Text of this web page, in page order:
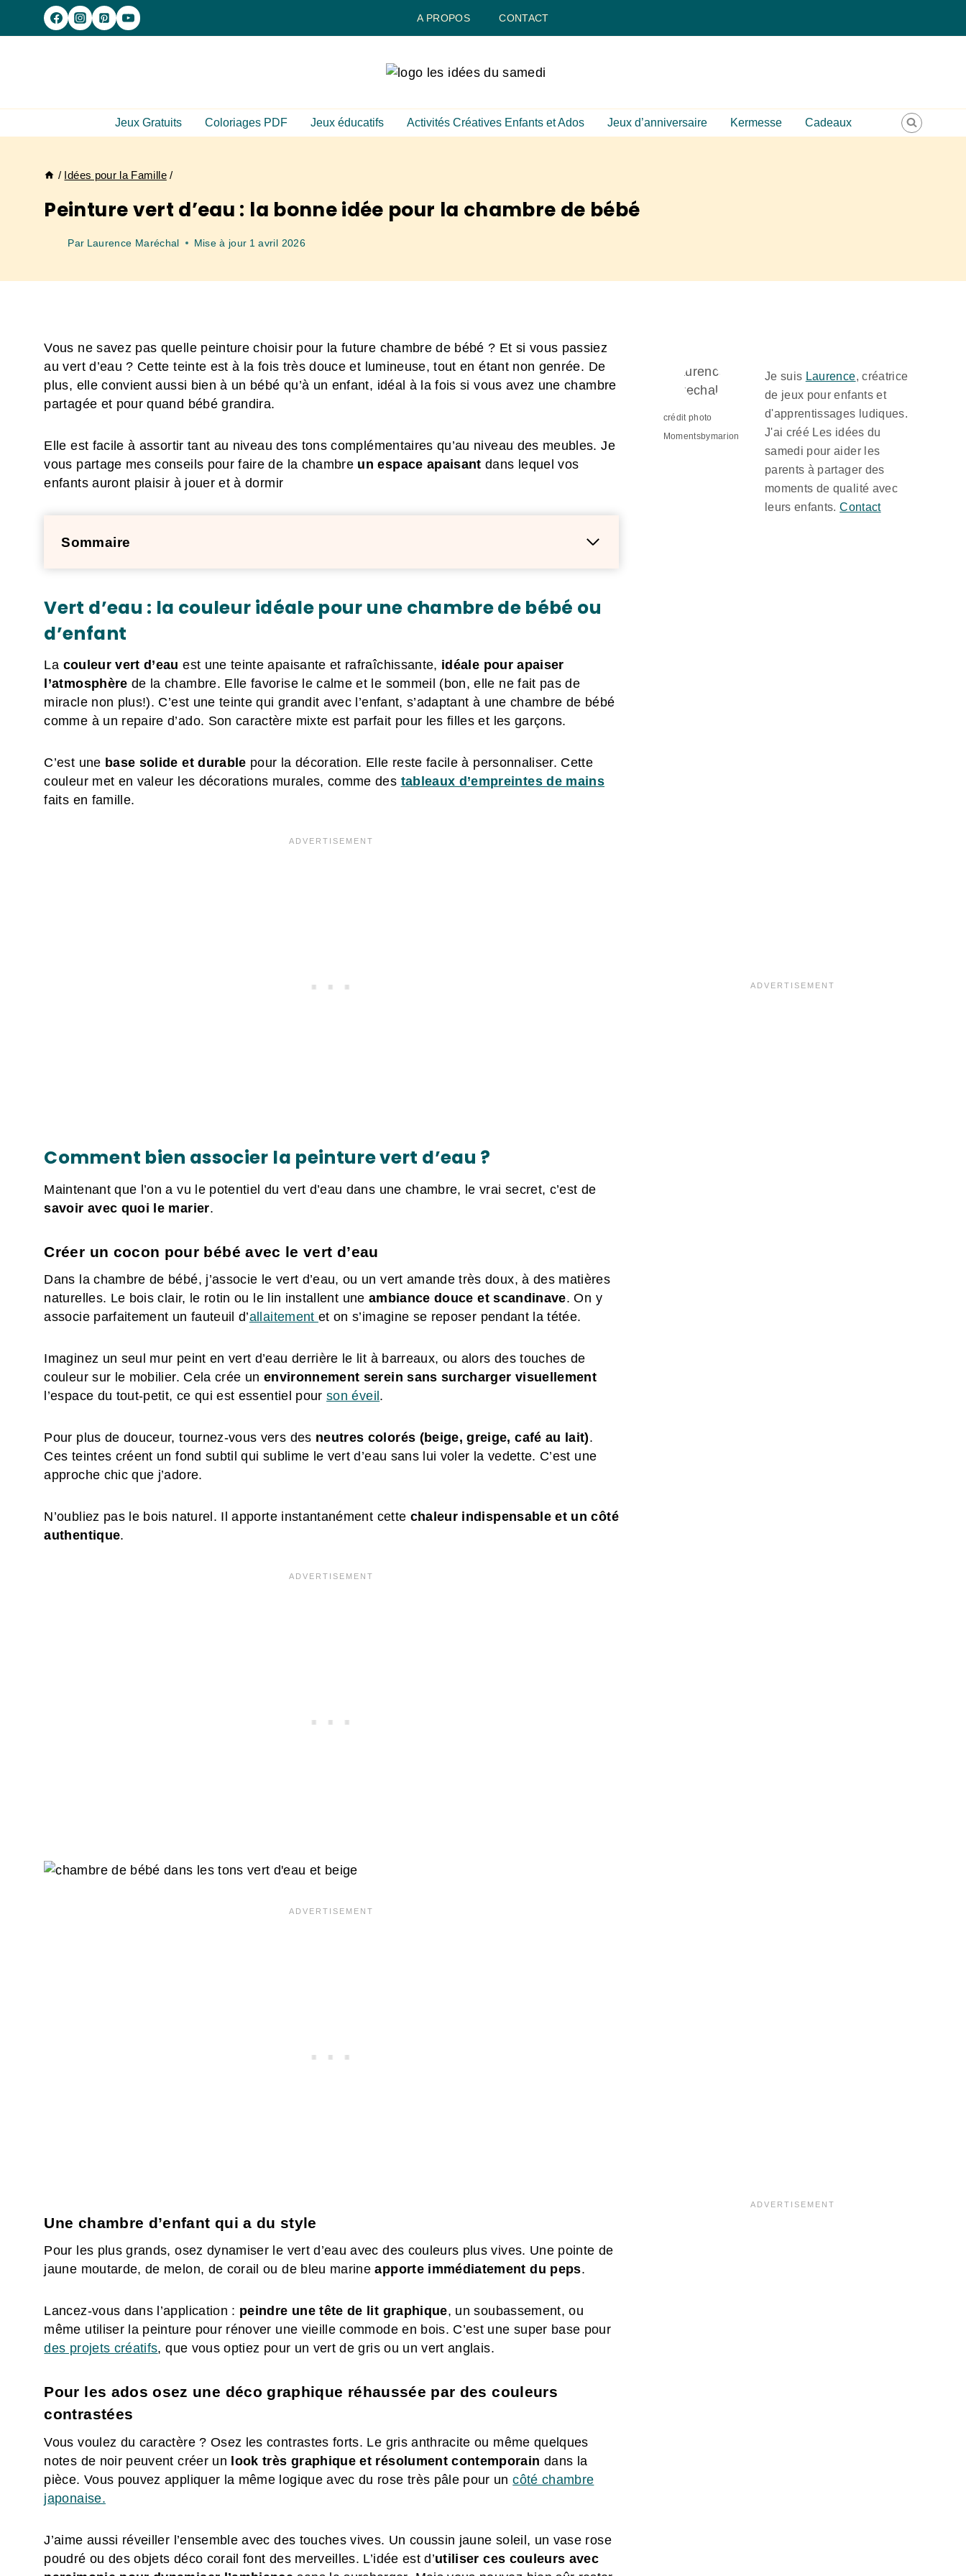
A PROPOS CONTACT
Jeux Gratuits Coloriages PDF Jeux éducatifs Activités Créatives Enfants et Ados Jeux d’anniversaire Kermesse Cadeaux
/ Idées pour la Famille /
Peinture vert d’eau : la bonne idée pour la chambre de bébé
Par Laurence Maréchal Mise à jour 1 avril 2026
Vous ne savez pas quelle peinture choisir pour la future chambre de bébé ? Et si vous passiez
au vert d’eau ? Cette teinte est à la fois très douce et lumineuse, tout en étant non genrée. De
plus, elle convient aussi bien à un bébé qu’à un enfant, idéal à la fois si vous avez une chambre
partagée et pour quand bébé grandira.
Elle est facile à assortir tant au niveau des tons complémentaires qu’au niveau des meubles. Je
vous partage mes conseils pour faire de la chambre un espace apaisant dans lequel vos
enfants auront plaisir à jouer et à dormir
Sommaire
Vert d’eau : la couleur idéale pour une chambre de bébé ou
d’enfant
La couleur vert d’eau est une teinte apaisante et rafraîchissante, idéale pour apaiser
l’atmosphère de la chambre. Elle favorise le calme et le sommeil (bon, elle ne fait pas de
miracle non plus!). C’est une teinte qui grandit avec l’enfant, s’adaptant à une chambre de bébé
comme à un repaire d’ado. Son caractère mixte est parfait pour les filles et les garçons.
C’est une base solide et durable pour la décoration. Elle reste facile à personnaliser. Cette
couleur met en valeur les décorations murales, comme des tableaux d’empreintes de mains
faits en famille.
Comment bien associer la peinture vert d’eau ?
Maintenant que l’on a vu le potentiel du vert d’eau dans une chambre, le vrai secret, c’est de
savoir avec quoi le marier.
Créer un cocon pour bébé avec le vert d’eau
Dans la chambre de bébé, j’associe le vert d’eau, ou un vert amande très doux, à des matières
naturelles. Le bois clair, le rotin ou le lin installent une ambiance douce et scandinave. On y
associe parfaitement un fauteuil d’allaitement et on s’imagine se reposer pendant la tétée.
Imaginez un seul mur peint en vert d’eau derrière le lit à barreaux, ou alors des touches de
couleur sur le mobilier. Cela crée un environnement serein sans surcharger visuellement
l’espace du tout-petit, ce qui est essentiel pourson éveil .
Pour plus de douceur, tournez-vous vers des neutres colorés (beige, greige, café au lait).
Ces teintes créent un fond subtil qui sublime le vert d’eau sans lui voler la vedette. C’est une
approche chic que j’adore.
N’oubliez pas le bois naturel. Il apporte instantanément cette chaleur indispensable et un côté
authentique.
Une chambre d’enfant qui a du style
Pour les plus grands, osez dynamiser le vert d’eau avec des couleurs plus vives. Une pointe de
jaune moutarde, de melon, de corail ou de bleu marineapporte immédiatement du peps.
Lancez-vous dans l’application : peindre une tête de lit graphique, un soubassement, ou
même utiliser la peinture pour rénover une vieille commode en bois. C’est une super base pour
des projets créatifs, que vous optiez pour un vert de gris ou un vert anglais.
Pour les ados osez une déco graphique réhaussée par des couleurs
contrastées
Vous voulez du caractère ? Osez les contrastes forts. Le gris anthracite ou même quelques
notes de noir peuvent créer un look très graphique et résolument contemporain dans la
pièce. Vous pouvez appliquer la même logique avec du rose très pâle pour uncôté chambre
japonaise.
J’aime aussi réveiller l’ensemble avec des touches vives. Un coussin jaune soleil, un vase rose
poudré ou des objets déco corail font des merveilles. L’idée est d’utiliser ces couleurs avec
crédit photo
Momentsbymarion
Je suis Laurence, créatrice
de jeux pour enfants et
d'apprentissages ludiques.
J'ai créé Les idées du
samedi pour aider les
parents à partager des
moments de qualité avec
leurs enfants.Contact